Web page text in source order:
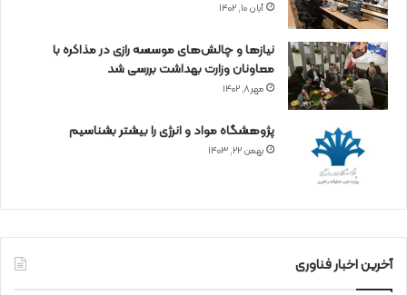
آبان ۱۰, ۱۴۰۲
نیازها و چالش‌های موسسه رازی در مذاکره با
معاونان وزارت بهداشت بررسی شد
مهر ۸, ۱۴۰۲
پژوهشگاه مواد و انرژی را بیشتر بشناسیم
بهمن ۲۲, ۱۴۰۳
آخرین اخبار فناوری